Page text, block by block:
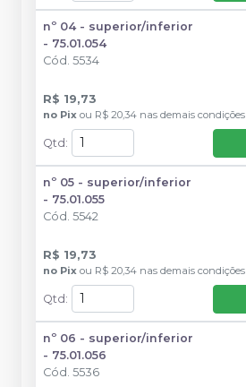
nº 04 - superior/inferior
- 75.01.054
Cód. 5534
R$ 19,73
no Pix ou R$ 20,34 nas demais condições
Qtd :
nº 05 - superior/inferior
- 75.01.055
Cód. 5542
R$ 19,73
no Pix ou R$ 20,34 nas demais condições
Qtd :
nº 06 - superior/inferior
- 75.01.056
Cód. 5536